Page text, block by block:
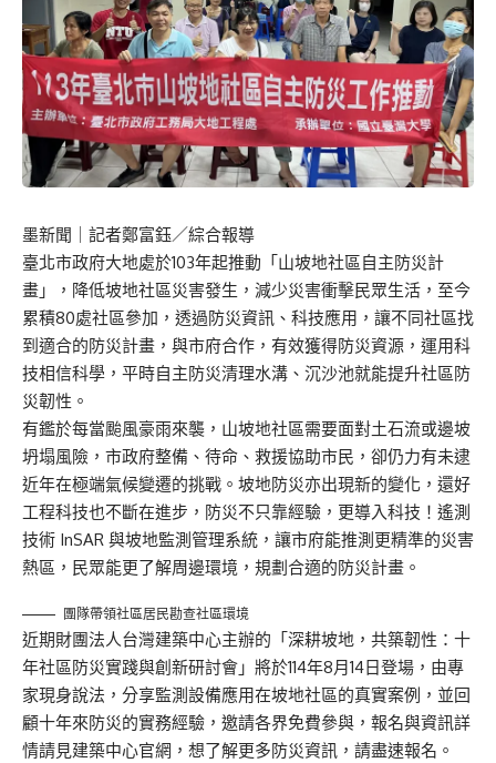
墨新聞 ｜記者鄭富鈺／綜合報導
臺北市政府大地處於103年起推動「山坡地社區自主防災計
畫」，降低坡地社區災害發生，減少災害衝擊民眾生活，至今
累積80處社區參加，透過防災資訊、科技應用，讓不同社區找
到適合的防災計畫，與市府合作，有效獲得防災資源，運用科
技相信科學，平時自主防災清理水溝、沉沙池就能提升社區防
災韌性。
有鑑於每當颱風豪雨來襲，山坡地社區需要面對土石流或邊坡
坍塌風險，市政府整備、待命、救援協助市民，卻仍力有未逮
近年在極端氣候變遷的挑戰。坡地防災亦出現新的變化，還好
工程科技也不斷在進步，防災不只靠經驗，更導入科技！遙測
技術 InSAR 與坡地監測管理系統，讓市府能推測更精準的災害
熱區，民眾能更了解周邊環境，規劃合適的防災計畫。
團隊帶領社區居民勘查社區環境
近期財團法人台灣建築中心主辦的「深耕坡地，共築韌性：十
年社區防災實踐與創新研討會」將於114年8月14日登場，由專
家現身說法，分享監測設備應用在坡地社區的真實案例，並回
顧十年來防災的實務經驗，邀請各界免費參與，報名與資訊詳
情請見建築中心官網，想了解更多防災資訊，請盡速報名。